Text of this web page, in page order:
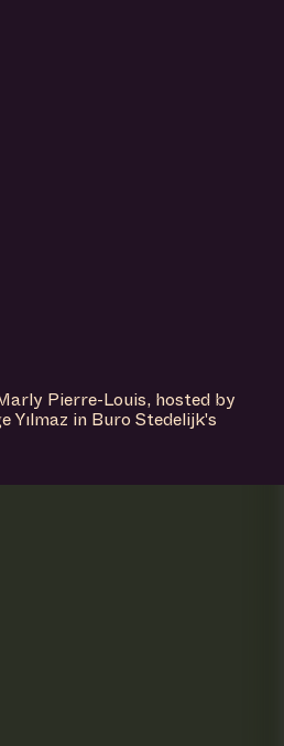
Pierre-Louis, hosted by
Yılmaz in Buro Stedelijk's